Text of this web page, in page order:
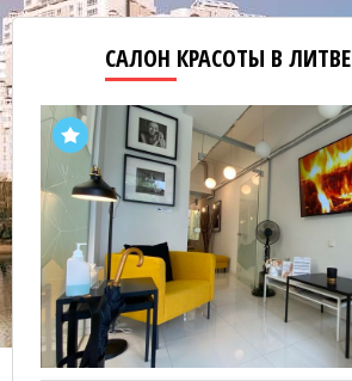
САЛОН КРАСОТЫ В ЛИТВЕ